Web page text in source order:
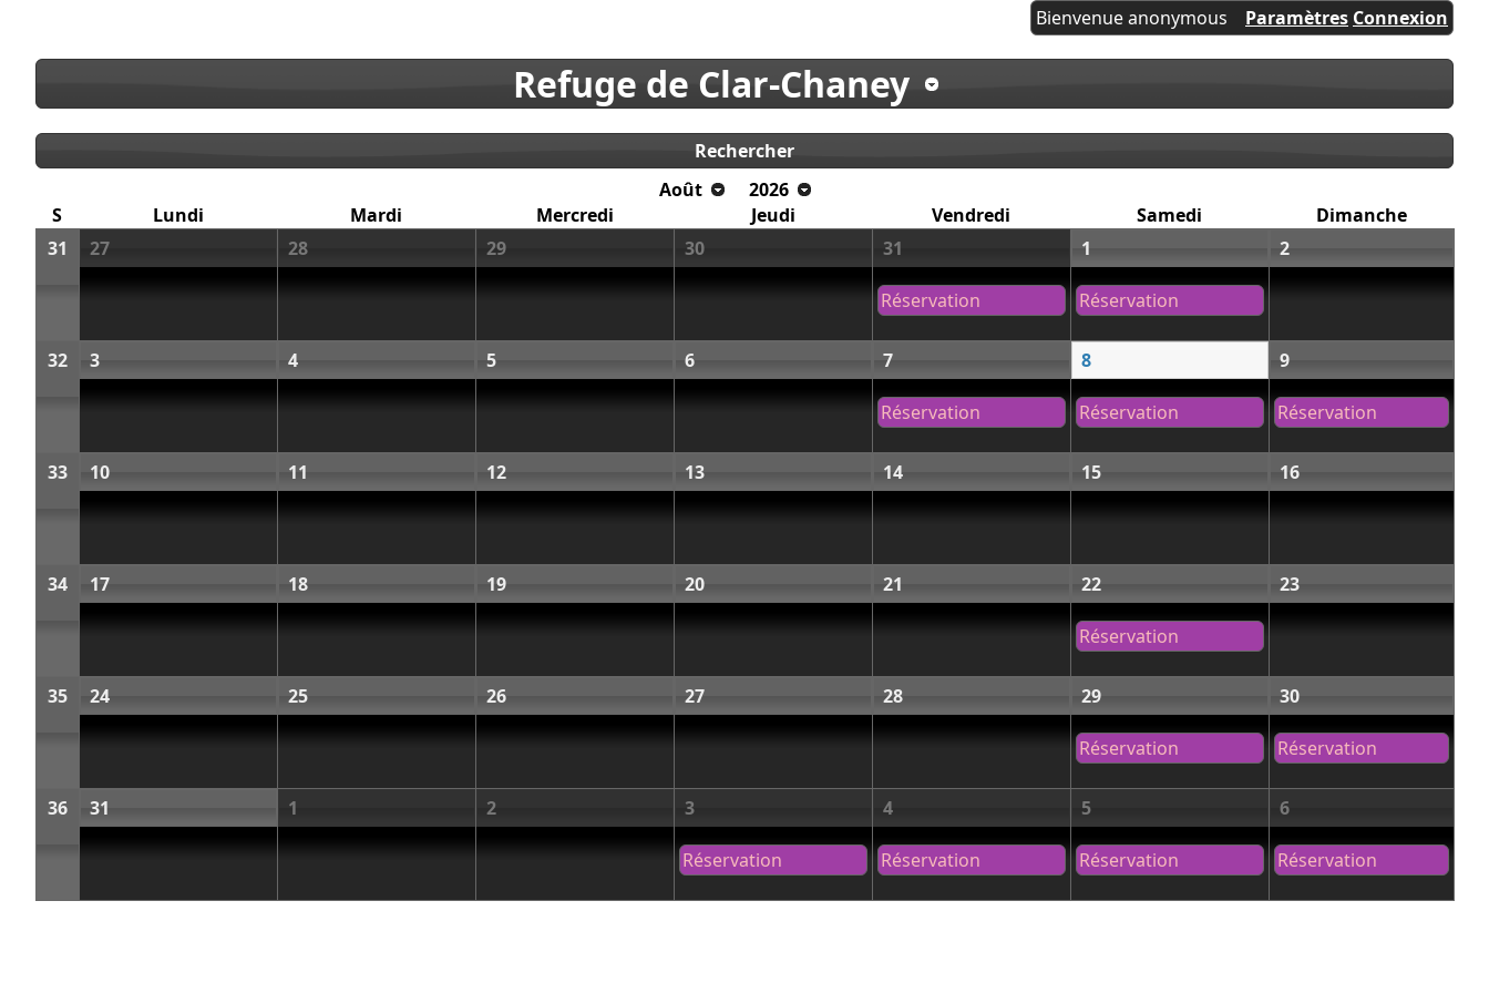
Bienvenue anonymous Paramètres Connexion
Refuge de Clar-Chaney
Rechercher
Août
2026
S
Lundi Mardi Mercredi Jeudi Vendredi Samedi
Dimanche
31
27 28 29 30 31
Réservation
1
Réservation
2
32 3 4 5 6 7
Réservation
8
Réservation
9
Réservation
33 10 11 12 13 14 15 16
34 17 18 19 20 21 22
Réservation
23
35 24 25 26 27 28 29
Réservation
30
Réservation
36 31 1 2 3
Réservation
4
Réservation
5
Réservation
6
Réservation